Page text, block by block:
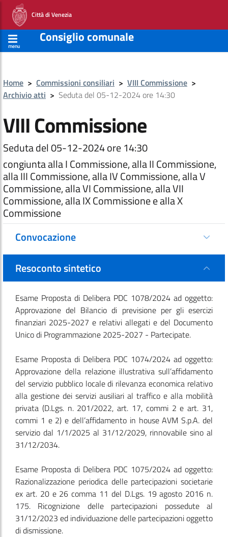
Città di Venezia
menu
Consiglio comunale
Home > Commissioni consiliari > VIII Commissione >
Archivio atti > Seduta del 05-12-2024 ore 14:30
VIII Commissione
Seduta del 05-12-2024 ore 14:30
congiunta alla I Commissione, alla II Commissione,
alla III Commissione, alla IV Commissione, alla V
Commissione, alla VI Commissione, alla VII
Commissione, alla IX Commissione e alla X
Commissione
Convocazione
Resoconto sintetico
Esame Proposta di Delibera PDC 1078/2024 ad oggetto:
Approvazione del Bilancio di previsione per gli esercizi
finanziari 2025-2027 e relativi allegati e del Documento
Unico di Programmazione 2025-2027 - Partecipate.
Esame Proposta di Delibera PDC 1074/2024 ad oggetto:
Approvazione della relazione illustrativa sull’affidamento
del servizio pubblico locale di rilevanza economica relativo
alla gestione dei servizi ausiliari al traffico e alla mobilità
privata (D.Lgs. n. 201/2022, art. 17, commi 2 e art. 31,
commi 1 e 2) e dell’affidamento in house AVM S.p.A. del
servizio dal 1/1/2025 al 31/12/2029, rinnovabile sino al
31/12/2034.
Esame Proposta di Delibera PDC 1075/2024 ad oggetto:
Razionalizzazione periodica delle partecipazioni societarie
ex art. 20 e 26 comma 11 del D.Lgs. 19 agosto 2016 n.
175. Ricognizione delle partecipazioni possedute al
31/12/2023 ed individuazione delle partecipazioni oggetto
di dismissione.